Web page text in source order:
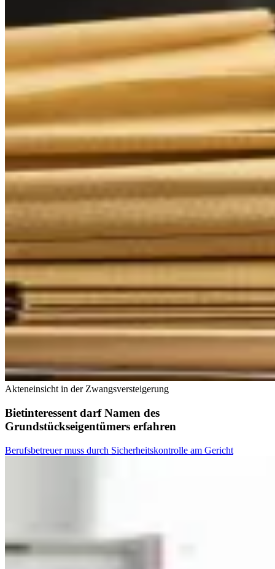
Akteneinsicht in der Zwangsversteigerung
Bietinteressent darf Namen des
Grundstückseigentümers erfahren
Berufsbetreuer muss durch Sicherheitskontrolle am Gericht